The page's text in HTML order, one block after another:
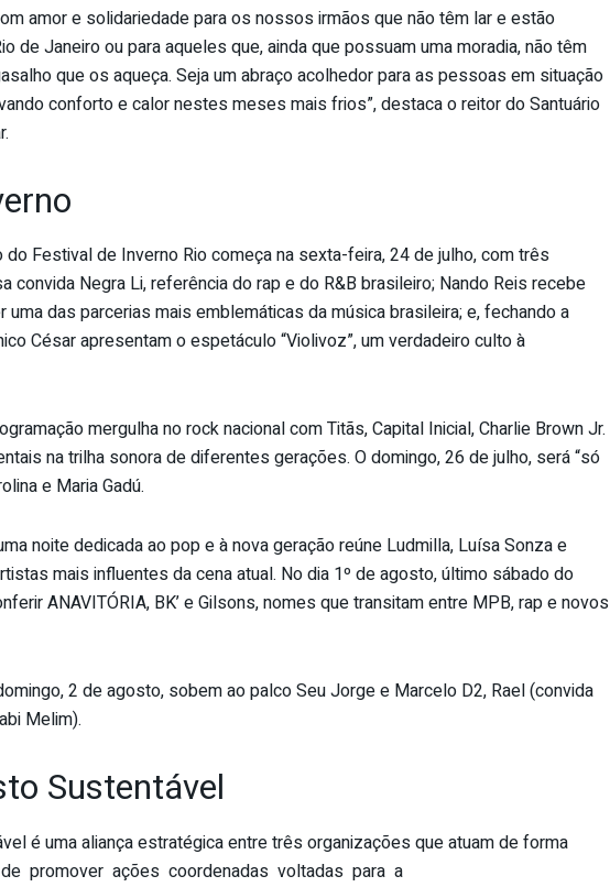
amor e solidariedade para os nossos irmãos que não têm lar e estão
de Janeiro ou para aqueles que, ainda que possuam uma moradia, não têm
que os aqueça. Seja um abraço acolhedor para as pessoas em situação
conforto e calor nestes meses mais frios”, destaca o reitor do Santuário
do Festival de Inverno Rio começa na sexta-feira, 24 de julho, com três
convida Negra Li, referência do rap e do R&B brasileiro; Nando Reis recebe
uma das parcerias mais emblemáticas da música brasileira; e, fechando a
César apresentam o espetáculo “Violivoz”, um verdadeiro culto à
mergulha no rock nacional com Titãs, Capital Inicial, Charlie Brown Jr.
na trilha sonora de diferentes gerações. O domingo, 26 de julho, será “só
e Maria Gadú.
noite dedicada ao pop e à nova geração reúne Ludmilla, Luísa Sonza e
mais influentes da cena atual. No dia 1º de agosto, último sábado do
ANAVITÓRIA, BK’ e Gilsons, nomes que transitam entre MPB, rap e novos
2 de agosto, sobem ao palco Seu Jorge e Marcelo D2, Rael (convida
Melim).
Sustentável
é uma aliança estratégica entre três organizações que atuam de forma
promover ações coordenadas voltadas para a